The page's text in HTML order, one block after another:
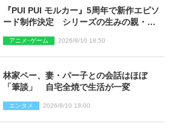
『PUI PUI モルカー』5周年で新作エピソ
ード制作決定 シリーズの生みの親・見
アニメ･ゲーム 2026/8/10 18:50
林家ペー、妻・パー子との会話はほぼ
「筆談」 自宅全焼で生活が一変
エンタメ 2026/8/10 18:00